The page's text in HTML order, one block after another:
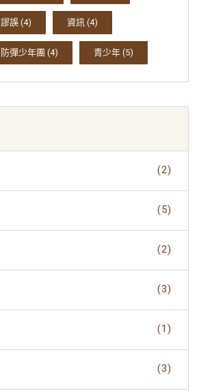
謬誤 (4) 資訊 (4)
防彈少年團 (4) 青少年 (5)
(2)
(5)
(2)
(3)
(1)
(3)